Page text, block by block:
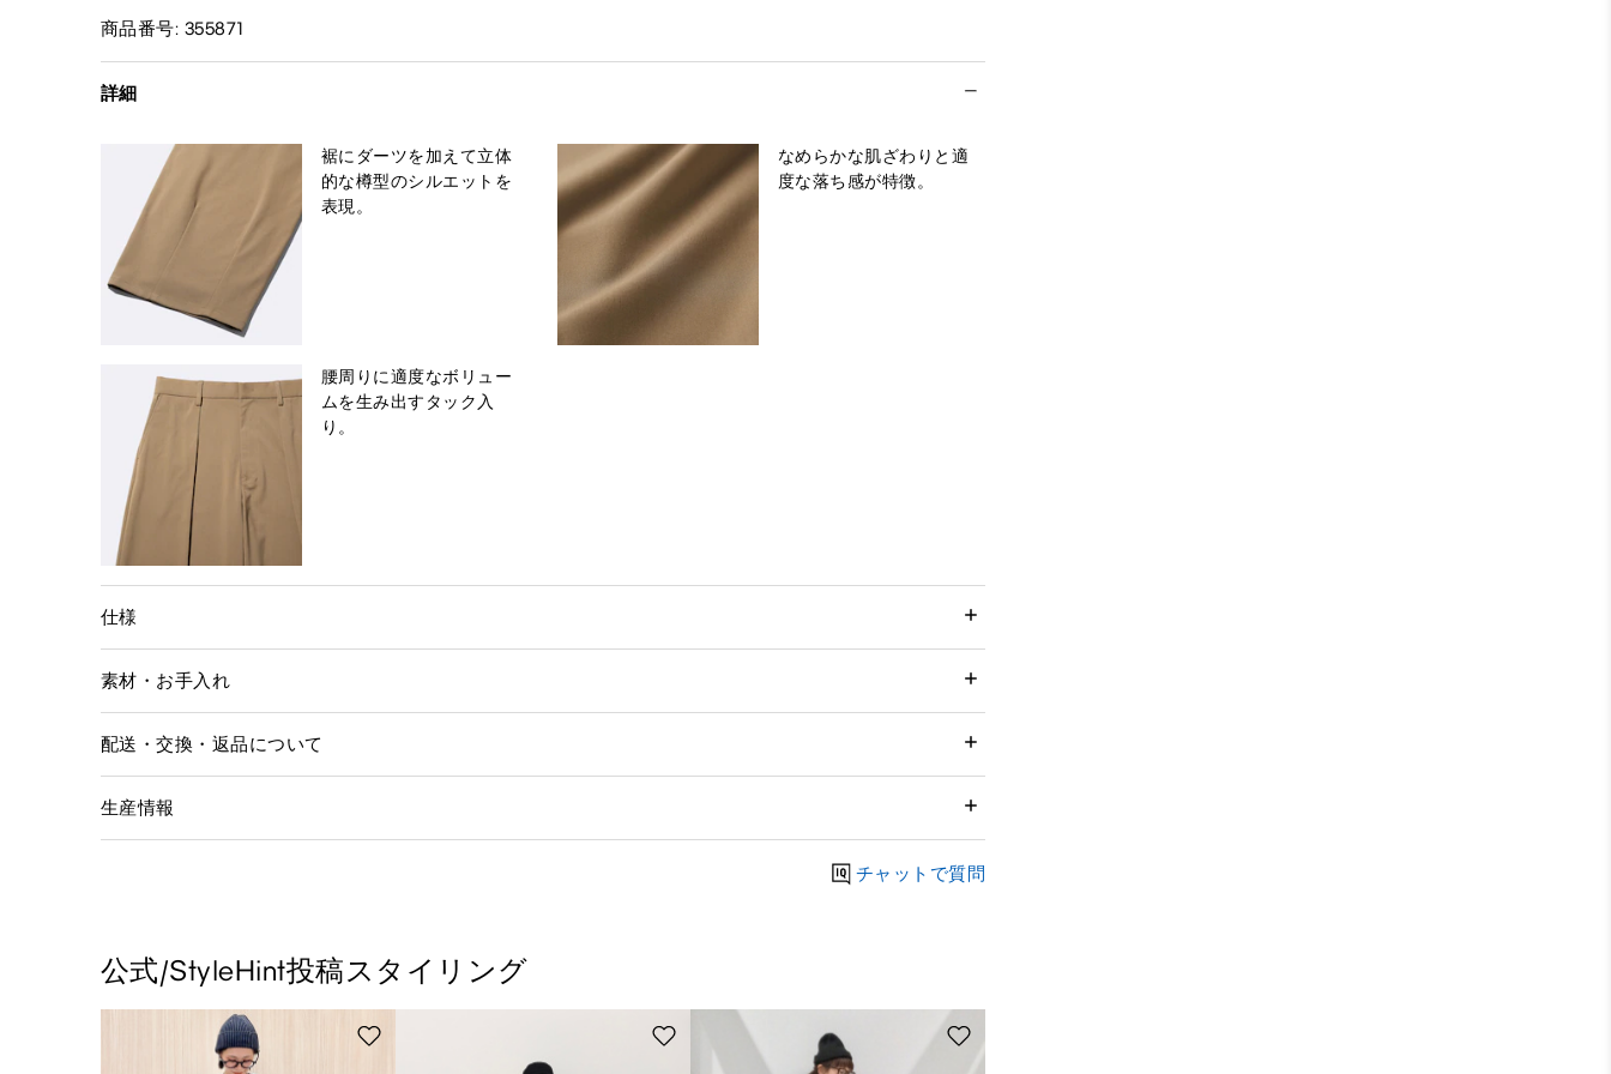
商品番号: 355871
詳細
裾にダーツを加えて立体
的な樽型のシルエットを
表現。
なめらかな肌ざわりと適
度な落ち感が特徴。
腰周りに適度なボリュー
ムを生み出すタック入
り。
仕様
素材・お手入れ
配送・交換・返品について
生産情報
チャットで質問
公式/StyleHint投稿スタイリング